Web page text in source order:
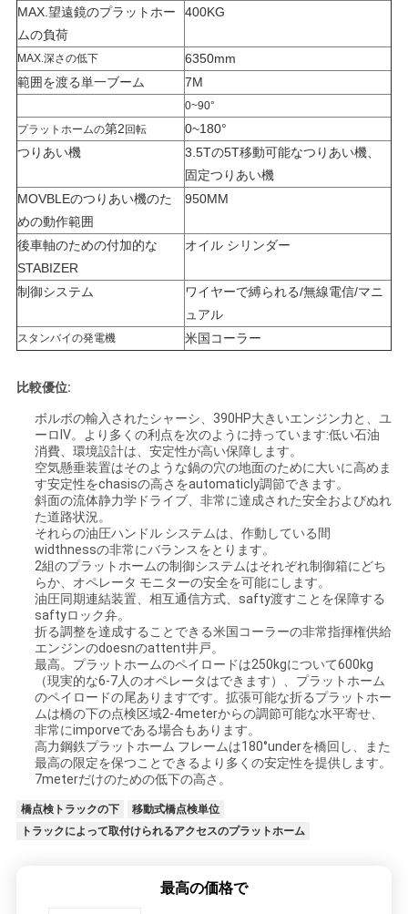
バ
シ
ー
ポ
リ
シ
ー
MAX.望遠鏡のプラットホー
ムの負荷
400KG
MAX.深さの低下
6350mm
範囲を渡る単一ブーム
7M
0~90°
プラットホームの第2 回転
0~180°
つりあい機
3.5Tの5T移動可能なつりあい機、
固定つりあい機
MOVBLEのつりあい機のた
めの動作範囲
950MM
後車軸のための付加的な
STABIZER
オイル シリンダー
制御システム
ワイヤーで縛られる/無線電信/マニ
ュアル
スタンバイの発電機 米国コーラー
比較優位:
ボルボの輸入されたシャーシ、390HP大きいエンジン力と、ユ
ーロIV。より多くの利点を次のように持っています:低い石油
消費、環境設計は、安定性が高い保障します。
空気懸垂装置はそのような鍋の穴の地面のために大いに高めま
す安定性をchasisの高さをautomaticly調節できます。
斜面の流体静力学ドライブ、非常に達成された安全およびぬれ
た道路状況。
それらの油圧ハンドル システムは、作動している間
widthnessの非常にバランスをとります。
2組のプラットホームの制御システムはそれぞれ制御箱にどち
らか、オペレータ モニターの安全を可能にします。
油圧同期連結装置、相互通信方式、safty渡すことを保障する
saftyロック弁。
折る調整を達成することできる米国コーラーの非常指揮権供給
エンジンのdoesnのattent井戸。
最高。プラットホームのペイロードは250kgについて600kg
（現実的な6-7人のオペレータはできます）、プラットホーム
のペイロードの尾ありますです。拡張可能な折るプラットホー
ムは橋の下の点検区域2-4meterからの調節可能な水平寄せ、
非常にimporveである場合もあります。
高力鋼鉄プラットホーム フレームは180°underを橋回し、また
最高の限定を保つことできるより多くの安定性を提供します。
7meterだけのための低下の高さ。
橋点検トラックの下
移動式橋点検単位
トラックによって取付けられるアクセスのプラットホーム
最高の価格で